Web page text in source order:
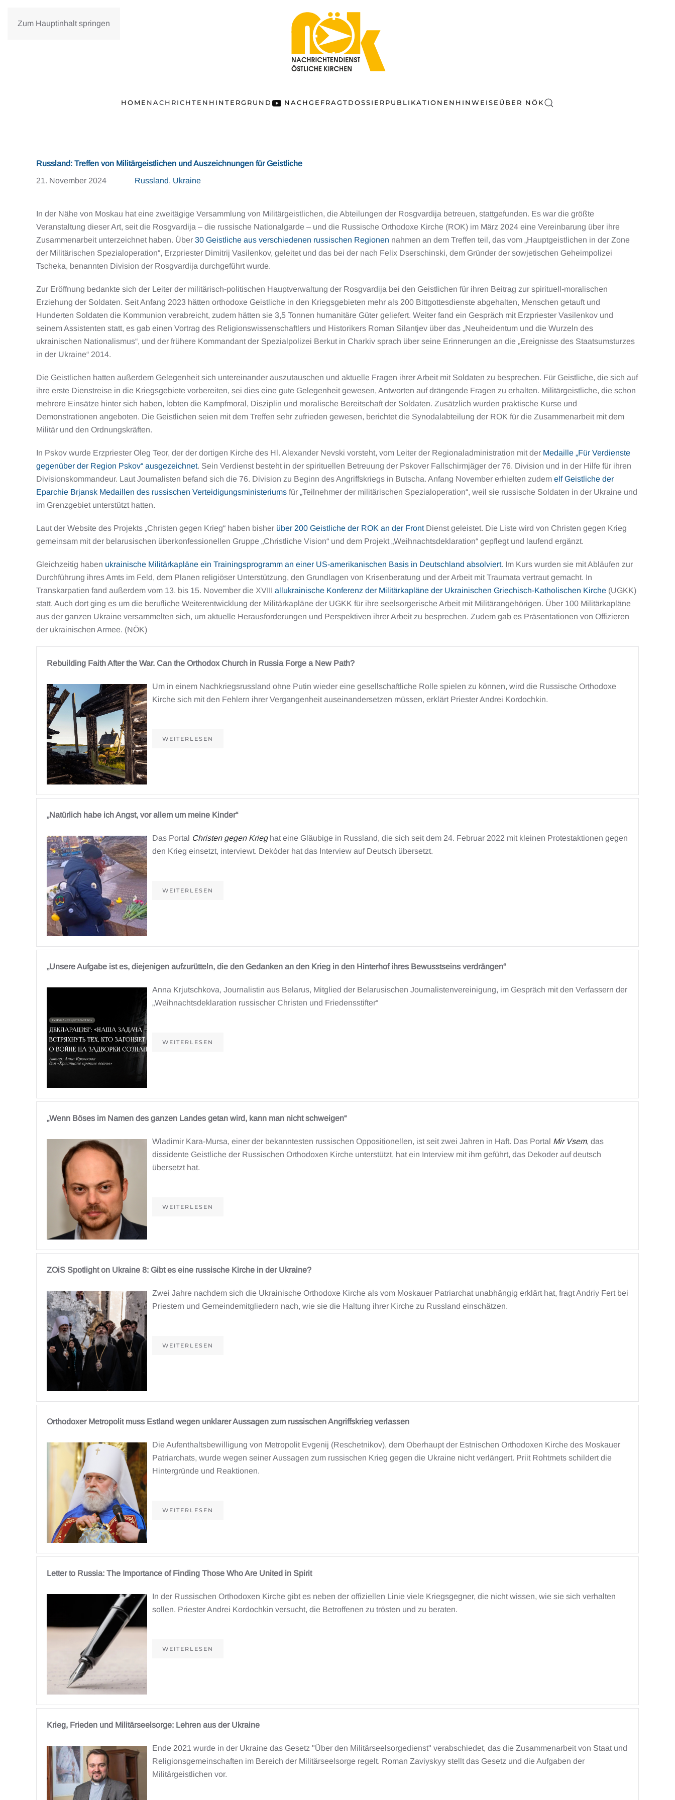
Zum Hauptinhalt springen
HOME NACHRICHTEN HINTERGRUND NACHGEFRAGTDOSSIERPUBLIKATIONEN HINWEISE ÜBER NÖK
Russland: Treffen von Militärgeistlichen und Auszeichnungen für Geistliche
21. November 2024
Russland, Ukraine
In der Nähe von Moskau hat eine zweitägige Versammlung von Militärgeistlichen, die Abteilungen der Rosgvardija betreuen, stattgefunden. Es war die größte
Veranstaltung dieser Art, seit die Rosgvardija – die russische Nationalgarde – und die Russische Orthodoxe Kirche (ROK) im März 2024 eine Vereinbarung über ihre
Zusammenarbeit unterzeichnet haben. Über 30 Geistliche aus verschiedenen russischen Regionen nahmen an dem Treffen teil, das vom „Hauptgeistlichen in der Zone
der Militärischen Spezialoperation“, Erzpriester Dimitrij Vasilenkov, geleitet und das bei der nach Felix Dserschinski, dem Gründer der sowjetischen Geheimpolizei
Tscheka, benannten Division der Rosgvardija durchgeführt wurde.
Zur Eröffnung bedankte sich der Leiter der militärisch-politischen Hauptverwaltung der Rosgvardija bei den Geistlichen für ihren Beitrag zur spirituell-moralischen
Erziehung der Soldaten. Seit Anfang 2023 hätten orthodoxe Geistliche in den Kriegsgebieten mehr als 200 Bittgottesdienste abgehalten, Menschen getauft und
Hunderten Soldaten die Kommunion verabreicht, zudem hätten sie 3,5 Tonnen humanitäre Güter geliefert. Weiter fand ein Gespräch mit Erzpriester Vasilenkov und
seinem Assistenten statt, es gab einen Vortrag des Religionswissenschaftlers und Historikers Roman Silantjev über das „Neuheidentum und die Wurzeln des
ukrainischen Nationalismus“, und der frühere Kommandant der Spezialpolizei Berkut in Charkiv sprach über seine Erinnerungen an die „Ereignisse des Staatsumsturzes
in der Ukraine“ 2014.
Die Geistlichen hatten außerdem Gelegenheit sich untereinander auszutauschen und aktuelle Fragen ihrer Arbeit mit Soldaten zu besprechen. Für Geistliche, die sich auf
ihre erste Dienstreise in die Kriegsgebiete vorbereiten, sei dies eine gute Gelegenheit gewesen, Antworten auf drängende Fragen zu erhalten. Militärgeistliche, die schon
mehrere Einsätze hinter sich haben, lobten die Kampfmoral, Disziplin und moralische Bereitschaft der Soldaten. Zusätzlich wurden praktische Kurse und
Demonstrationen angeboten. Die Geistlichen seien mit dem Treffen sehr zufrieden gewesen, berichtet die Synodalabteilung der ROK für die Zusammenarbeit mit dem
Militär und den Ordnungskräften.
In Pskov wurde Erzpriester Oleg Teor, der der dortigen Kirche des Hl. Alexander Nevski vorsteht, vom Leiter der Regionaladministration mit der Medaille „Für Verdienste
gegenüber der Region Pskov“ ausgezeichnet. Sein Verdienst besteht in der spirituellen Betreuung der Pskover Fallschirmjäger der 76. Division und in der Hilfe für ihren
Divisionskommandeur. Laut Journalisten befand sich die 76. Division zu Beginn des Angriffskriegs in Butscha. Anfang November erhielten zudem elf Geistliche der
Eparchie Brjansk Medaillen des russischen Verteidigungsministeriums für „Teilnehmer der militärischen Spezialoperation“, weil sie russische Soldaten in der Ukraine und
im Grenzgebiet unterstützt hatten.
Laut der Website des Projekts „Christen gegen Krieg“ haben bisher über 200 Geistliche der ROK an der FrontDienst geleistet. Die Liste wird von Christen gegen Krieg
gemeinsam mit der belarusischen überkonfessionellen Gruppe „Christliche Vision“ und dem Projekt „Weihnachtsdeklaration“ gepflegt und laufend ergänzt.
Gleichzeitig haben ukrainische Militärkapläne ein Trainingsprogramm an einer US-amerikanischen Basis in Deutschland absolviert. Im Kurs wurden sie mit Abläufen zur
Durchführung ihres Amts im Feld, dem Planen religiöser Unterstützung, den Grundlagen von Krisenberatung und der Arbeit mit Traumata vertraut gemacht. In
Transkarpatien fand außerdem vom 13. bis 15. November die XVIII allukrainische Konferenz der Militärkapläne der Ukrainischen Griechisch-Katholischen Kirche (UGKK)
statt. Auch dort ging es um die berufliche Weiterentwicklung der Militärkapläne der UGKK für ihre seelsorgerische Arbeit mit Militärangehörigen. Über 100 Militärkapläne
aus der ganzen Ukraine versammelten sich, um aktuelle Herausforderungen und Perspektiven ihrer Arbeit zu besprechen. Zudem gab es Präsentationen von Offizieren
der ukrainischen Armee. (NÖK)
Rebuilding Faith After the War. Can the Orthodox Church in Russia Forge a New Path?
Um in einem Nachkriegsrussland ohne Putin wieder eine gesellschaftliche Rolle spielen zu können, wird die Russische Orthodoxe
Kirche sich mit den Fehlern ihrer Vergangenheit auseinandersetzen müssen, erklärt Priester Andrei Kordochkin.
WEITERLESEN
„Natürlich habe ich Angst, vor allem um meine Kinder“
Das Portal Christen gegen Krieghat eine Gläubige in Russland, die sich seit dem 24. Februar 2022 mit kleinen Protestaktionen gegen
den Krieg einsetzt, interviewt. Dekóder hat das Interview auf Deutsch übersetzt.
WEITERLESEN
„Unsere Aufgabe ist es, diejenigen aufzurütteln, die den Gedanken an den Krieg in den Hinterhof ihres Bewusstseins verdrängen“
Anna Krjutschkova, Journalistin aus Belarus, Mitglied der Belarusischen Journalistenvereinigung, im Gespräch mit den Verfassern der
„Weihnachtsdeklaration russischer Christen und Friedensstifter“
WEITERLESEN
„Wenn Böses im Namen des ganzen Landes getan wird, kann man nicht schweigen“
Wladimir Kara-Mursa, einer der bekanntesten russischen Oppositionellen, ist seit zwei Jahren in Haft. Das Portal Mir Vsem, das
dissidente Geistliche der Russischen Orthodoxen Kirche unterstützt, hat ein Interview mit ihm geführt, das Dekoder auf deutsch
übersetzt hat.
WEITERLESEN
ZOiS Spotlight on Ukraine 8: Gibt es eine russische Kirche in der Ukraine?
Zwei Jahre nachdem sich die Ukrainische Orthodoxe Kirche als vom Moskauer Patriarchat unabhängig erklärt hat, fragt Andriy Fert bei
Priestern und Gemeindemitgliedern nach, wie sie die Haltung ihrer Kirche zu Russland einschätzen.
WEITERLESEN
Orthodoxer Metropolit muss Estland wegen unklarer Aussagen zum russischen Angriffskrieg verlassen
Die Aufenthaltsbewilligung von Metropolit Evgenij (Reschetnikov), dem Oberhaupt der Estnischen Orthodoxen Kirche des Moskauer
Patriarchats, wurde wegen seiner Aussagen zum russischen Krieg gegen die Ukraine nicht verlängert. Priit Rohtmets schildert die
Hintergründe und Reaktionen.
WEITERLESEN
Letter to Russia: The Importance of Finding Those Who Are United in Spirit
In der Russischen Orthodoxen Kirche gibt es neben der offiziellen Linie viele Kriegsgegner, die nicht wissen, wie sie sich verhalten
sollen. Priester Andrei Kordochkin versucht, die Betroffenen zu trösten und zu beraten.
WEITERLESEN
Krieg, Frieden und Militärseelsorge: Lehren aus der Ukraine
Ende 2021 wurde in der Ukraine das Gesetz "Über den Militärseelsorgedienst" verabschiedet, das die Zusammenarbeit von Staat und
Religionsgemeinschaften im Bereich der Militärseelsorge regelt. Roman Zaviyskyy stellt das Gesetz und die Aufgaben der
Militärgeistlichen vor.